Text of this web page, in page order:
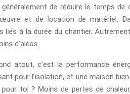
de réduire le temps
et de location de matériel.
liés à la durée du chantier.
d’aléas.
atout, c’est la performance
pour l’isolation, et une maison
pour toi ? Moins de pertes de